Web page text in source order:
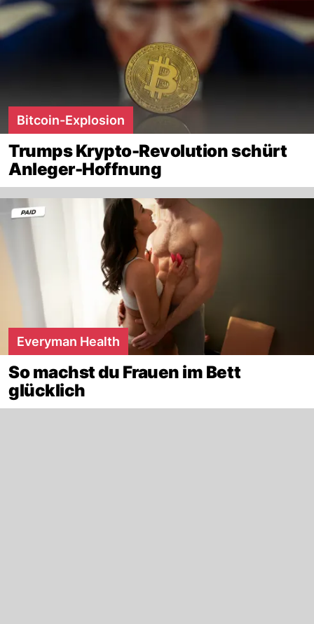
Bitcoin-Explosion
Trumps Krypto-Revolution schürt
Anleger-Hoffnung
Everyman Health
So machst du Frauen im Bett
glücklich